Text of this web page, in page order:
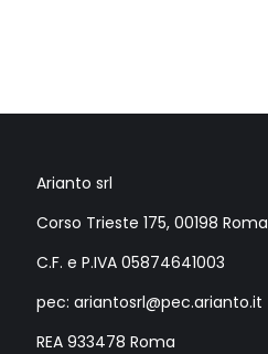
Arianto srl
Corso Trieste 175, 00198 Roma
C.F. e P.IVA 05874641003
pec: ariantosrl@pec.arianto.it
REA 933478 Roma